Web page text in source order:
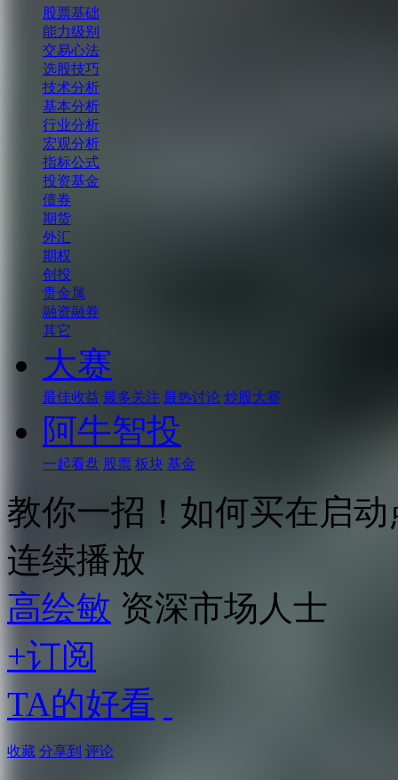
股票基础
能力级别
交易心法
选股技巧
技术分析
基本分析
行业分析
宏观分析
指标公式
投资基金
债券
期货
外汇
期权
创投
贵金属
融资融券
其它
大赛
最佳收益 最多关注 最热讨论 炒股大赛
阿牛智投
一起看盘 股票 板块 基金
教你一招！如何买在启动
连续播放
高绘敏 资深市场人士
+订阅
TA的好看
收藏 分享到 评论